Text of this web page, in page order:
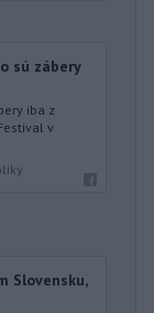
sú zábery
iba z
v
Slovensku,